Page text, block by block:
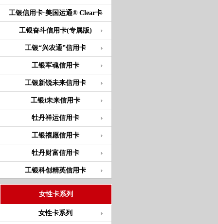
工银信用卡·美国运通® Clear卡
工银奋斗信用卡(专属版)
工银“兴农通”信用卡
工银军魂信用卡
工银新锐未来信用卡
工银i未来信用卡
牡丹祥运信用卡
工银禧愿信用卡
牡丹财富信用卡
工银科创精英信用卡
女性卡系列
女性卡系列